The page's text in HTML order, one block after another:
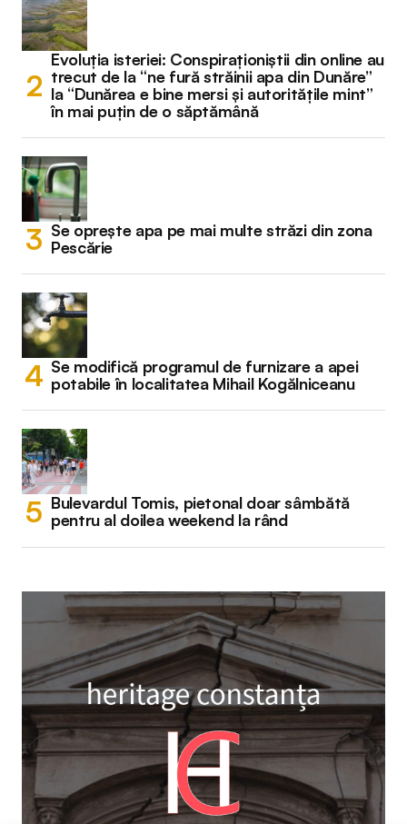
Evoluția isteriei: Conspiraționiștii din online au
trecut de la “ne fură străinii apa din Dunăre”
la “Dunărea e bine mersi și autoritățile mint”
în mai puțin de o săptămână
Se oprește apa pe mai multe străzi din zona
Pescărie
Se modifică programul de furnizare a apei
potabile în localitatea Mihail Kogălniceanu
Bulevardul Tomis, pietonal doar sâmbătă
pentru al doilea weekend la rând